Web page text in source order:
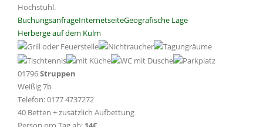
Hochstuhl.
BuchungsanfrageInternetseiteGeografische Lage
Herberge auf dem Kulm
01796Struppen
Weißig 7b
Telefon: 0177 4737272
40 Betten + zusätzlich Aufbettung